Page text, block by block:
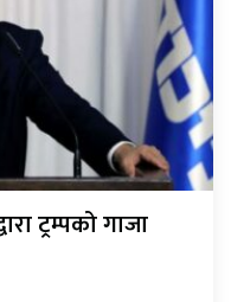
ट्रम्पको गाजा